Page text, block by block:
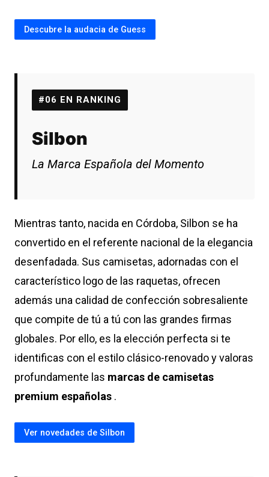
Descubre la audacia de Guess
#06 EN RANKING
Silbon
La Marca Española del Momento
Mientras tanto, nacida en Córdoba, Silbon se ha
convertido en el referente nacional de la elegancia
desenfadada. Sus camisetas, adornadas con el
característico logo de las raquetas, ofrecen
además una calidad de confección sobresaliente
que compite de tú a tú con las grandes firmas
globales. Por ello, es la elección perfecta si te
identificas con el estilo clásico-renovado y valoras
profundamente las marcas de camisetas
premium españolas .
Ver novedades de Silbon